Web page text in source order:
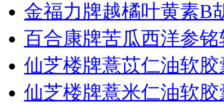
金福力牌越橘叶黄素B
百合康牌苦瓜西洋参
仙芝楼牌薏苡仁油软胶
仙芝楼牌薏米仁油软胶